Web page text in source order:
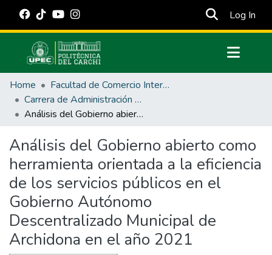
Log In
Communities & Collections
All of DSpace
Statistics
Estadísticas Externas
Manuales
Home
Facultad de Comercio Internacional, Integración, Administración y Economía Empresarial
Carrera de Administración Pública
Análisis del Gobierno abierto como herramienta orientada a la eficiencia de los servicios públicos en el Gobierno Autónomo Descentralizado Municipal de Archidona en el año 2021
Análisis del Gobierno abierto como
herramienta orientada a la eficiencia
de los servicios públicos en el
Gobierno Autónomo
Descentralizado Municipal de
Archidona en el año 2021